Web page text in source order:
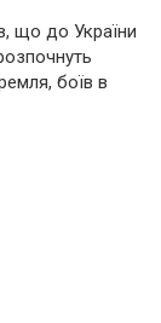
що до України
боїв в